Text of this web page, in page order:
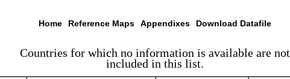
Home Reference Maps Appendixes Download Datafile
Countries for which no information is available are not
included in this list.